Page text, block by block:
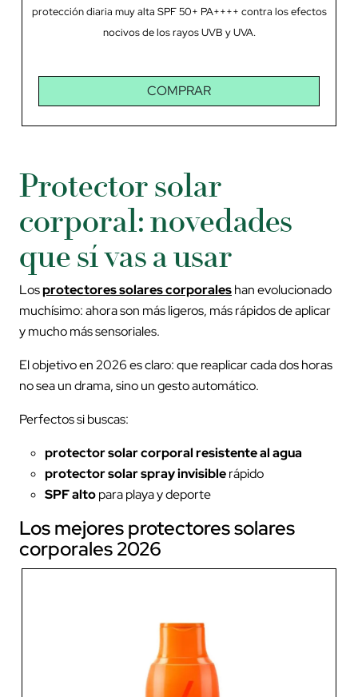
protección diaria muy alta SPF 50+ PA++++ contra los efectos
nocivos de los rayos UVB y UVA.
COMPRAR
Protector solar
corporal: novedades
que sí vas a usar
Losprotectores solares corporaleshan evolucionado
muchísimo: ahora son más ligeros, más rápidos de aplicar
y mucho más sensoriales.
El objetivo en 2026 es claro: que reaplicar cada dos horas
no sea un drama, sino un gesto automático.
Perfectos si buscas:
protector solar corporal resistente al agua
protector solar spray invisiblerápido
SPF altopara playa y deporte
Los mejores protectores solares
corporales 2026